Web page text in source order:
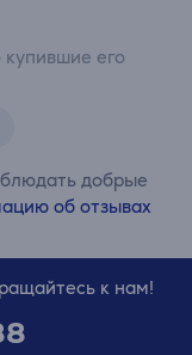
его
добрые
об отзывах
к нам!